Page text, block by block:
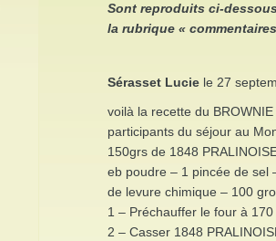
Sont reproduits ci-
la rubrique «
Sérasset Lucie le 27
voilà la recette du
participants du séjour au
150grs de 1848
eb poudre – 1 pincée de sel
de levure chimique – 100
1 – Préchauffer le four à
2 – Casser 1848